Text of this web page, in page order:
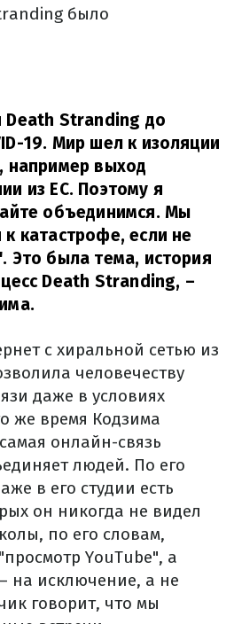
было
Stranding до
19. Мир шел к изоляции
например выход
из ЕС. Поэтому я
объединимся. Мы
катастрофе, если не
Это была тема, история
Death Stranding, –
с хиральной сетью из
человечеству
даже в условиях
же время Кодзима
онлайн-связь
людей. По его
в его студии есть
он никогда не видел
по его словам,
YouTube", а
на исключение, а не
говорит, что мы